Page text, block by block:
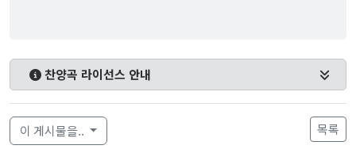
찬양곡 라이선스 안내
이 게시물을.. 목록